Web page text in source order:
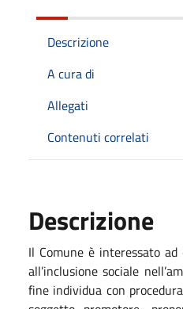
Descrizione
A cura di
Allegati
Contenuti correlati
Descrizione
Il Comune è interessato
all’inclusione sociale
fine individua con